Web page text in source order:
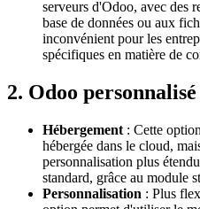
serveurs d'Odoo, avec des
base de données ou aux
inconvénient pour les
spécifiques en matière de
2. Odoo
Hébergement : Cette
hébergée dans le cloud,
personnalisation plus
standard, grâce au module
Personnalisation : Plus